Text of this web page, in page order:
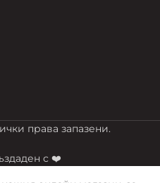
права запазени.
с ❤️